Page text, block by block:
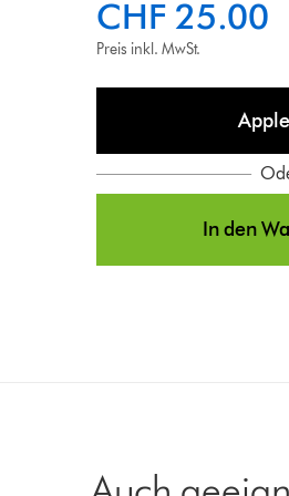
CHF 25.00
Preis inkl. MwSt.
In den